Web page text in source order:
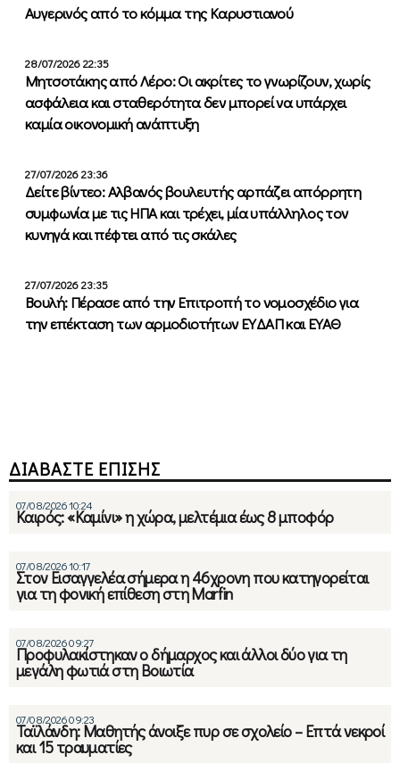
Αυγερινός από το κόμμα της Καρυστιανού
28/07/2026 22:35
Μητσοτάκης από Λέρο: Οι ακρίτες το γνωρίζουν, χωρίς
ασφάλεια και σταθερότητα δεν μπορεί να υπάρχει
καμία οικονομική ανάπτυξη
27/07/2026 23:36
Δείτε βίντεο: Αλβανός βουλευτής αρπάζει απόρρητη
συμφωνία με τις ΗΠΑ και τρέχει, μία υπάλληλος τον
κυνηγά και πέφτει από τις σκάλες
27/07/2026 23:35
Βουλή: Πέρασε από την Επιτροπή το νομοσχέδιο για
την επέκταση των αρμοδιοτήτων ΕΥΔΑΠ και ΕΥΑΘ
ΔΙΑΒΑΣΤΕ ΕΠΙΣΗΣ
07/08/2026 10:24
Καιρός: «Καμίνι» η χώρα, μελτέμια έως 8 μποφόρ
07/08/2026 10:17
Στον Εισαγγελέα σήμερα η 46χρονη που κατηγορείται
για τη φονική επίθεση στη Marfin
07/08/2026 09:27
Προφυλακίστηκαν ο δήμαρχος και άλλοι δύο για τη
μεγάλη φωτιά στη Βοιωτία
07/08/2026 09:23
Ταϊλάνδη: Μαθητής άνοιξε πυρ σε σχολείο – Επτά νεκροί
και 15 τραυματίες